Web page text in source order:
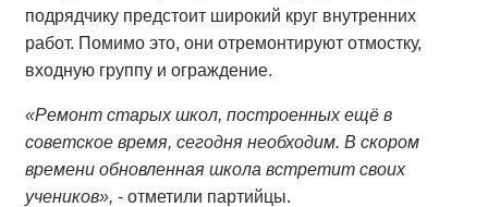
подрядчику предстоит широкий круг внутренних
работ. Помимо это, они отремонтируют отмостку,
входную группу и ограждение.
«Ремонт старых школ, построенных ещё в
советское время, сегодня необходим. В скором
времени обновленная школа встретит своих
учеников», - отметили партийцы.